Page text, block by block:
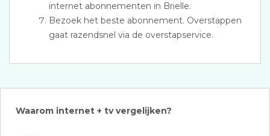
internet abonnementen in Brielle.
Bezoek het beste abonnement. Overstappen
gaat razendsnel via de overstapservice.
Waarom internet + tv vergelijken?